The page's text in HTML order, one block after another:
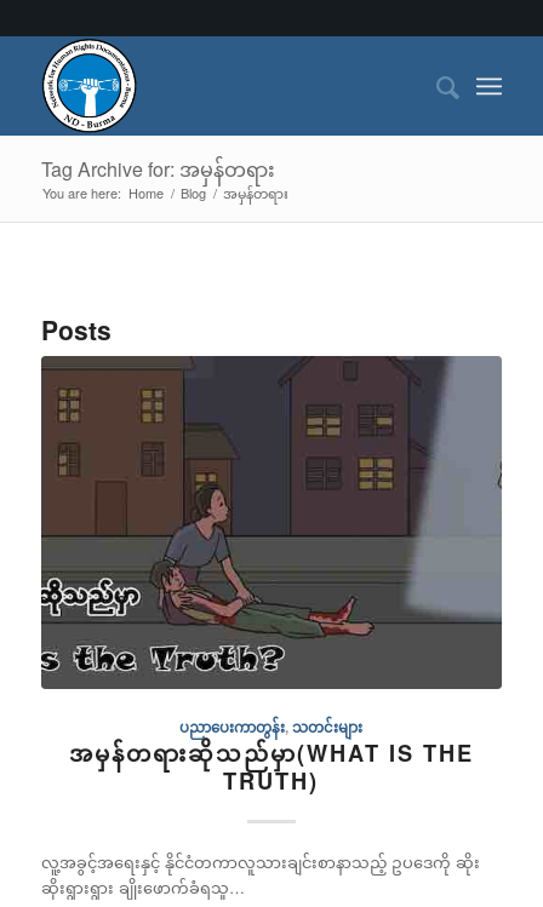
Tag Archive for: အမှန်တရား
You are here: Home / Blog / အမှန်တရား
Posts
ပညာပေးကာတွန်း,သတင်းများ
အမှန်တရားဆိုသည်မှာ(WHAT IS THE
TRUTH)
လူ့အခွင့်အရေးနှင့် နိုင်ငံတကာလူသားချင်းစာနာသည့် ဥပဒေကို ဆိုး
ဆိုးရွားရွား ချိုးဖောက်ခံရသူ…